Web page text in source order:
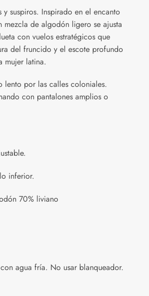
suspiros. Inspirado en el encanto
mezcla de algodón ligero se ajusta
con vuelos estratégicos que
del fruncido y el escote profundo
mujer latina.
lento por las calles coloniales.
con pantalones amplios o
inferior.
70% liviano
agua fría. No usar blanqueador.